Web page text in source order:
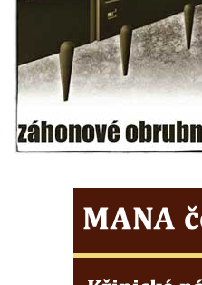
Kenotaf Emila Miksche na
Kenotaf Antonína Krause na
Lužici
v Kozlech
Pomník obětem 2. světové
Walthera von der